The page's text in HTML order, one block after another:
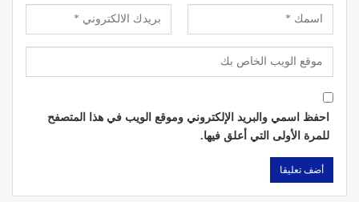
احفظ اسمي والبريد الإلكتروني وموقع الويب في هذا المتصفح
للمرة الأولى التي أعلق فيها.